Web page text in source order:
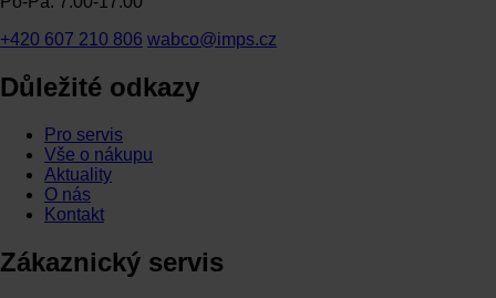
+420 607 210 806 wabco@imps.cz
Důležité odkazy
Pro servis
Vše o nákupu
Aktuality
O nás
Kontakt
Zákaznický servis